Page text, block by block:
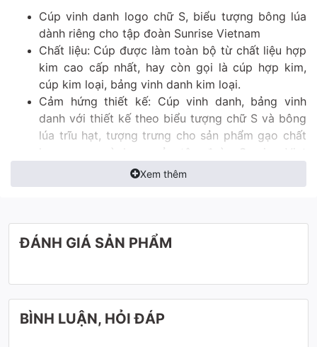
Cúp vinh danh logo chữ S, biểu tượng bông lúa
dành riêng cho tập đoàn Sunrise Vietnam
Chất liệu: Cúp được làm toàn bộ từ chất liệu hợp
kim cao cấp nhất, hay còn gọi là cúp hợp kim,
cúp kim loại, bảng vinh danh kim loại.
Cảm hứng thiết kế: Cúp vinh danh, bảng vinh
danh với thiết kế theo biểu tượng chữ S và bông
lúa trĩu hạt, tượng trưng cho sản phẩm gạo chất
lượng cao và logo của tập đoàn Sunrise Viet
Màu sắc: Toàn bộ cúp vinh danh, bảng vinh danh
với thời gian, cũng như sự cao quý trường tồn
thịnh vượng của Quý khách hàng. Với hai sắc màu
Đây là mẫu gợi ý cho Quý khách, cúp có thể thay
(Mẫu cúp thiết kế, cúp theo yêu cầu)
Xem thêm
ĐÁNH GIÁ SẢN PHẨM
BÌNH LUẬN, HỎI ĐÁP